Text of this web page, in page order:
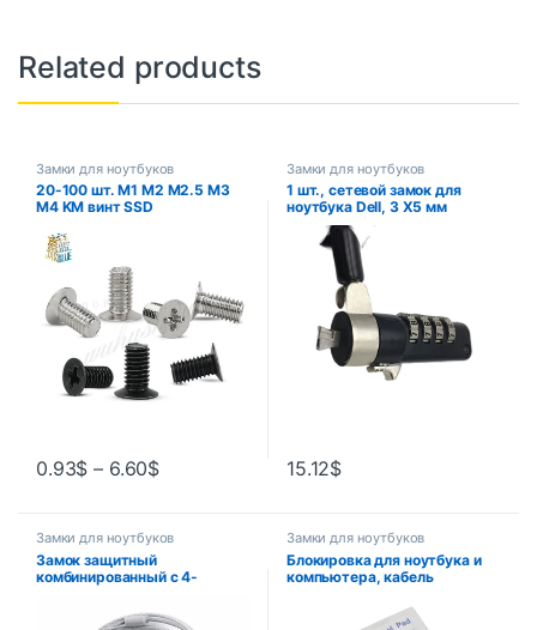
Related products
Замки для ноутбуков
20-100 шт. M1 M2 M2.5 M3
M4 KM винт SSD
винты аксессуары для SONY
DELL SAMSUNG IBM HP
0.93$ – 6.60$
Замки для ноутбуков
1 шт., сетевой замок для
ноутбука Dell, 3 Х5 мм
15.12$
Замки для ноутбуков
Замок защитный
комбинированный с 4-
ноутбука, ПК
Замки для ноутбуков
Блокировка для ноутбука и
компьютера, кабель
ключей, ноутбука, ПК,